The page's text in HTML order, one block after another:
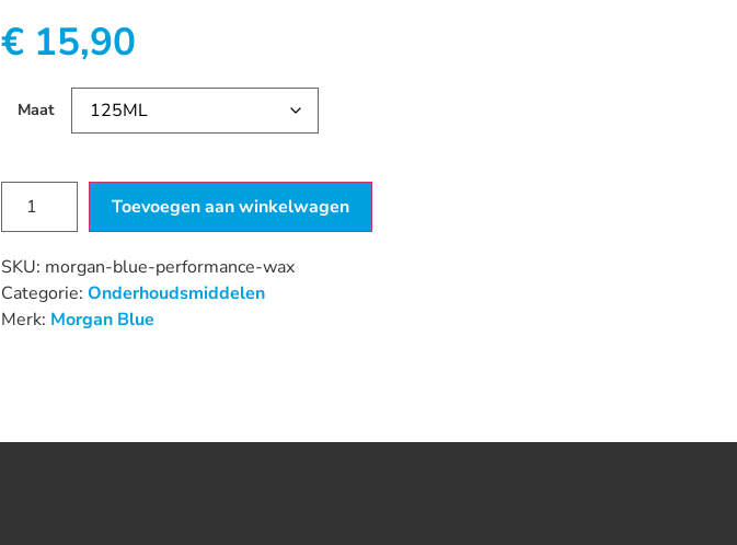
€ 15,90
Maat
Toevoegen aan winkelwagen
SKU: morgan-blue-performance-wax
Categorie: Onderhoudsmiddelen
Merk: Morgan Blue